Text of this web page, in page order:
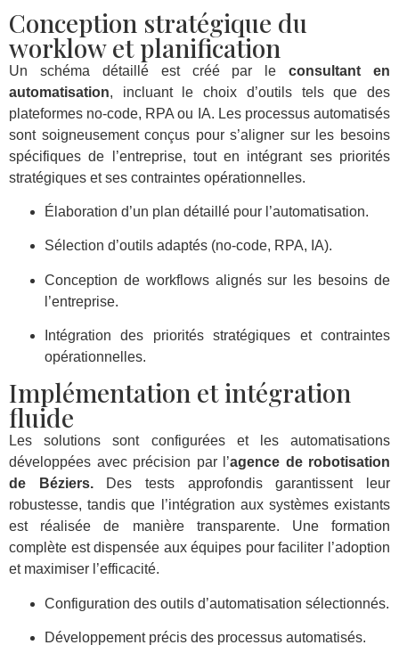
Conception stratégique du
worklow et planification
Un schéma détaillé est créé par leconsultant en
automatisation, incluant le choix d’outils tels que des
plateformes no-code, RPA ou IA. Les processus automatisés
sont soigneusement conçus pour s’aligner sur les besoins
spécifiques de l’entreprise, tout en intégrant ses priorités
stratégiques et ses contraintes opérationnelles.
Élaboration d’un plan détaillé pour l’automatisation.
Sélection d’outils adaptés (no-code, RPA, IA).
Conception de workflows alignés sur les besoins de
l’entreprise.
Intégration des priorités stratégiques et contraintes
opérationnelles.
Implémentation et intégration
fluide
Les solutions sont configurées et les automatisations
développées avec précision par l’agence de robotisation
de Béziers.Des tests approfondis garantissent leur
robustesse, tandis que l’intégration aux systèmes existants
est réalisée de manière transparente. Une formation
complète est dispensée aux équipes pour faciliter l’adoption
et maximiser l’efficacité.
Configuration des outils d’automatisation sélectionnés.
Développement précis des processus automatisés.